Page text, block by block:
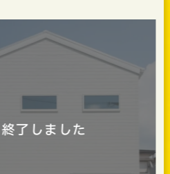
しました